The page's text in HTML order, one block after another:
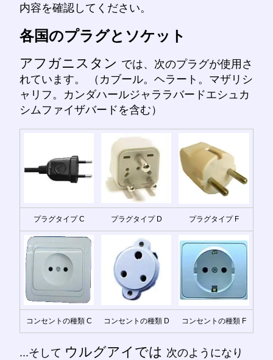
内容を確認してください。
各国のプラグとソケット
アフガニスタン では、次のプラグが使用さ
れています。 （カブール。ヘラート。マザリシ
ャリフ。カンダハールジャララバードエシュカ
シムファイザバードを含む）
プラグタイプ C プラグタイプ D プラグタイプ F
コンセントの種類 C コンセントの種類 D コンセントの種類 F
...そして ウルグアイでは 次のようになり